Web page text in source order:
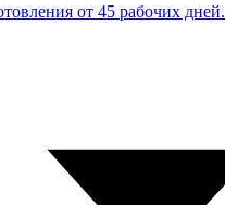
от 45 рабочих дней.